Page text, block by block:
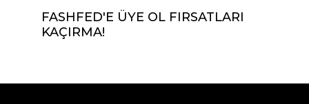
FASHFED'E ÜYE OL FIRSATLARI
KAÇIRMA!